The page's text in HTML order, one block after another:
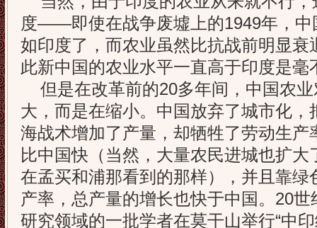
度——即使在战争废墟上的1949年，中
如印度了，而农业虽然比抗战前明显衰
此新中国的农业水平一直高于印度是毫
但是在改革前的20多年间，中国农业
大，而是在缩小。中国放弃了城市化
海战术增加了产量，却牺牲了劳动生产
比中国快（当然，大量农民进城也扩
在孟买和浦那看到的那样），并且靠绿
产率，总产量的增长也快于中国。20
研究领域的一批学者在莫干山举行“中